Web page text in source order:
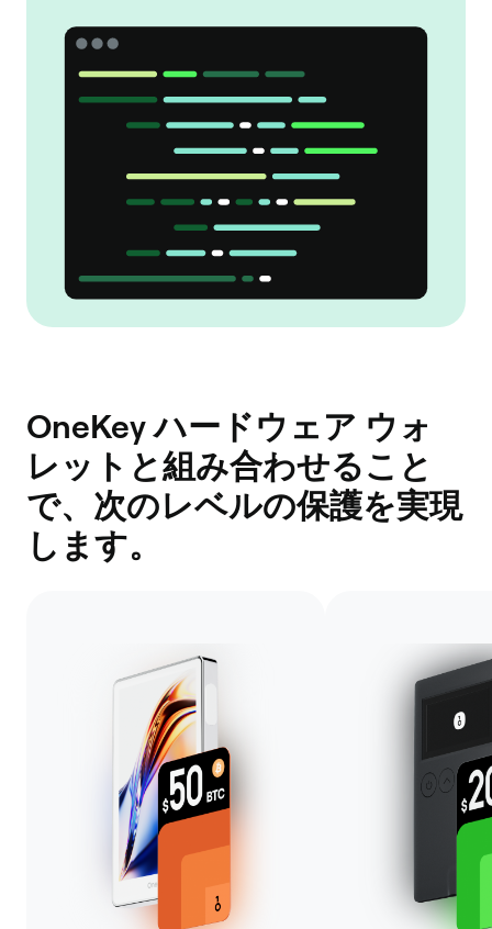
OneKey ハードウェア ウォ
レットと組み合わせること
で、次のレベルの保護を実現
します。